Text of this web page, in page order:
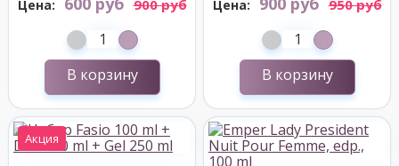
Цена:
900 руб
В корзину
Цена:
950 руб
В корзину
Акция